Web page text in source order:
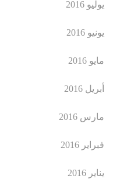
يوليو 2016
يونيو 2016
مايو 2016
أبريل 2016
مارس 2016
فبراير 2016
يناير 2016